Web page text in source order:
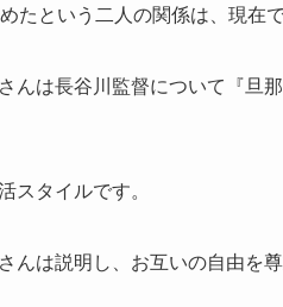
たという二人の関係は、現在
んは長谷川監督について『旦
スタイルです。
んは説明し、お互いの自由を